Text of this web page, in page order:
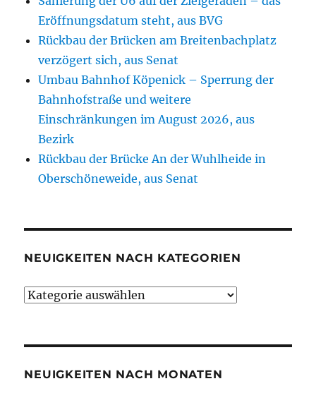
Eröffnungsdatum steht, aus BVG
Rückbau der Brücken am Breitenbachplatz
verzögert sich, aus Senat
Umbau Bahnhof Köpenick – Sperrung der
Bahnhofstraße und weitere
Einschränkungen im August 2026, aus
Bezirk
Rückbau der Brücke An der Wuhlheide in
Oberschöneweide, aus Senat
NEUIGKEITEN NACH KATEGORIEN
Neuigkeiten
NEUIGKEITEN NACH MONATEN